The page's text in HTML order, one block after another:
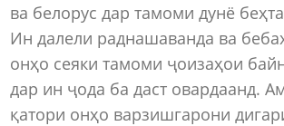
ва белорус дар тамоми дунё
Ин далели раднашаванда ва
онҳо сеяки тамоми ҷоизаҳои
дар ин ҷода ба даст овардаанд.
қатори онҳо варзишгарони